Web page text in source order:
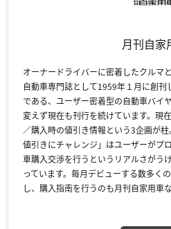
月刊自家
オーナードライバーに密着したクルマ
自動車専門誌として1959年１月に創
である、ユーザー密着型の自動車バイ
変えず現在も刊行を続けています。現
／購入時の値引き情報という3企画が
値引きにチャレンジ」はユーザーがプ
車購入交渉を行うというリアルさがう
っています。毎月デビューする数多く
し、購入指南を行うのも月刊自家用車な